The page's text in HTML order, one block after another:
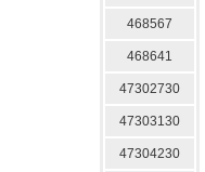
468567
468641
47302730
47303130
47304230